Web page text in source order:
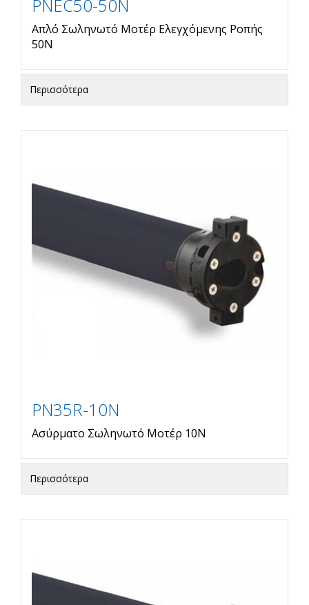
PNEC50-50N
Απλό Σωληνωτό Μοτέρ Ελεγχόμενης Ροπής
50Ν
Περισσότερα
PN35R-10N
Ασύρματο Σωληνωτό Μοτέρ 10Ν
Περισσότερα